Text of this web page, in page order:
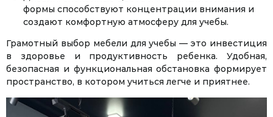
формы способствуют концентрации внимания и
создают комфортную атмосферу для учебы.
Грамотный выбор мебели для учебы — это инвестиция
в здоровье и продуктивность ребенка. Удобная,
безопасная и функциональная обстановка формирует
пространство, в котором учиться легче и приятнее.